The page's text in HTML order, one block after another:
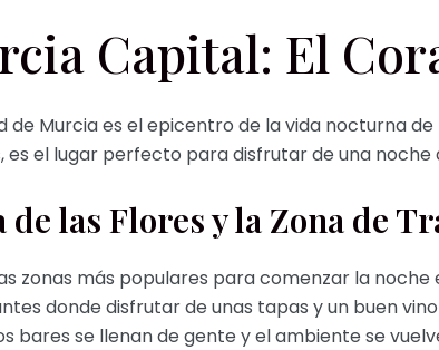
Capital: El
de Murcia es el epicentro de la vida nocturna
es el lugar perfecto para disfrutar de una noche
de las Flores y la Zona de
zonas más populares para comenzar la
donde disfrutar de unas tapas y un buen
bares se llenan de gente y el ambiente se